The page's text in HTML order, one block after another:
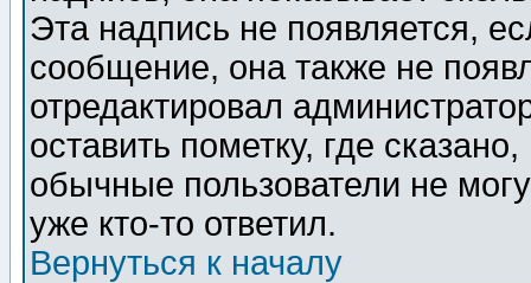
Эта надпись не появляется,
сообщение, она также не
отредактировал
оставить пометку, где
обычные пользователи не
уже кто-то ответил.
Вернуться к началу